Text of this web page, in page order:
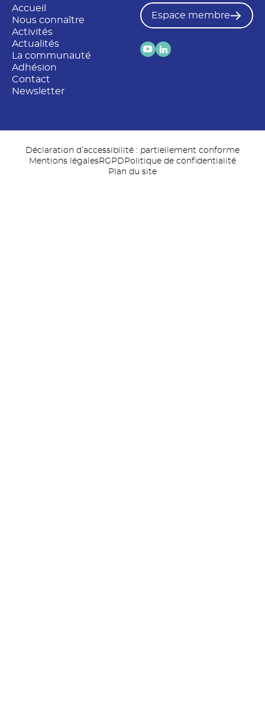
Accueil
Nous connaître
Activités
Actualités
La communauté
Adhésion
Contact
Newsletter
Espace membre
Déclaration d’accessibilité : partiellement conforme
Mentions légalesRGPD Politique de confidentialité
Plan du site